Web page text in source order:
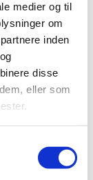
medier og til
om
inden
disse
eller som
være en
forsøg